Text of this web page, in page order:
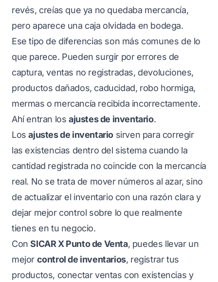
revés, creías que ya no quedaba mercancía,
pero aparece una caja olvidada en bodega.
Ese tipo de diferencias son más comunes de lo
que parece. Pueden surgir por errores de
captura, ventas no registradas, devoluciones,
productos dañados, caducidad, robo hormiga,
mermas o mercancía recibida incorrectamente.
Ahí entran los ajustes de inventario.
Losajustes de inventario sirven para corregir
las existencias dentro del sistema cuando la
cantidad registrada no coincide con la mercancía
real. No se trata de mover números al azar, sino
de actualizar el inventario con una razón clara y
dejar mejor control sobre lo que realmente
tienes en tu negocio.
ConSICAR X Punto de Venta, puedes llevar un
mejor control de inventarios, registrar tus
productos, conectar ventas con existencias y